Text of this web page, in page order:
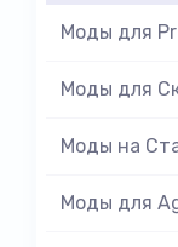
Моды для
Моды для
Моды на
Моды для